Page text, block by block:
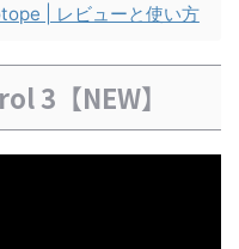
| レビューと使い方
3【NEW】